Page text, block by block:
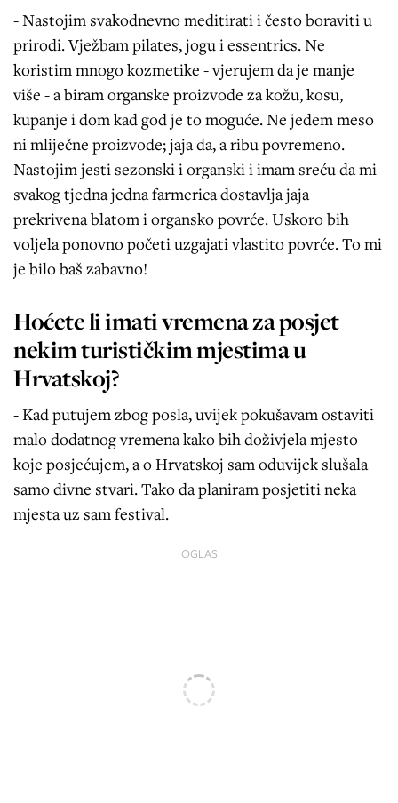
- Nastojim svakodnevno meditirati i često boraviti u
prirodi. Vježbam pilates, jogu i essentrics. Ne
koristim mnogo kozmetike - vjerujem da je manje
više - a biram organske proizvode za kožu, kosu,
kupanje i dom kad god je to moguće. Ne jedem meso
ni mliječne proizvode; jaja da, a ribu povremeno.
Nastojim jesti sezonski i organski i imam sreću da mi
svakog tjedna jedna farmerica dostavlja jaja
prekrivena blatom i organsko povrće. Uskoro bih
voljela ponovno početi uzgajati vlastito povrće. To mi
je bilo baš zabavno!
Hoćete li imati vremena za posjet
nekim turističkim mjestima u
Hrvatskoj?
- Kad putujem zbog posla, uvijek pokušavam ostaviti
malo dodatnog vremena kako bih doživjela mjesto
koje posjećujem, a o Hrvatskoj sam oduvijek slušala
samo divne stvari. Tako da planiram posjetiti neka
mjesta uz sam festival.
OGLAS